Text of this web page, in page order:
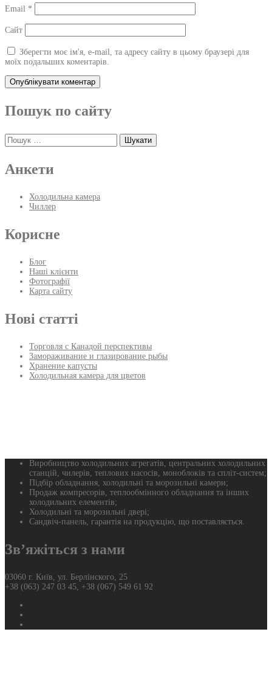
Email *
Сайт
Зберегти моє ім'я, e-mail, та адресу сайту в цьому браузері для
моїх подальших коментарів.
Пошук по сайту
Пошук:
Анкети
Холодильна камера
Чиллер
Корисне
Блог
Наші клієнти
Фотографії
Карта сайту
Нові статті
Торговля с Канадой перспективы
Замораживание и глазирование рыбы
Хранение капусты
Холодильная камера для цветов
Виробництво холодильних агрегатів, центральних холодильних
станцій, чилерів, теплових насосів, моноблоків та спліт-систем;
Підбір обладнання, холодильні та морозильні камери;
Продаж компресорів, теплообмінного обладнання та інших
холодильних елементів;
Холодильні та морозильні двері;
Сандвіч-панель, гарантія на продукцію, що поставляється.
Зв’яжіться з нами
03060 г. Київ, ул. Берлінского, 25
+38 (063) 247 03 45, +38 (067) 549 61 92